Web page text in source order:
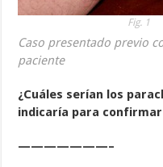
Fig. 1
Caso presentado previo
paciente
¿Cuáles serían los
indicaría para
———————–